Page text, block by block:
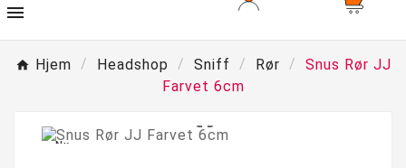

Hjem Headshop Sniff Rør
Snus Rør JJ
Farvet 6cm
Ny